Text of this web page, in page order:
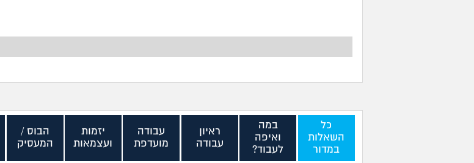
כל
השאלות
במדור
במה
ואיפה
לעבוד?
ראיון
עבודה
עבודה
מועדפת
יזמות
ועצמאות
הבוס /
המעסיק